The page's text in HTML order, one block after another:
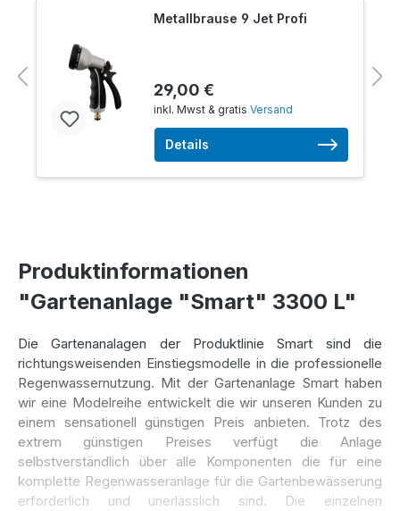
Metallbrause 9 Jet Profi
29,00 €
inkl. Mwst & gratis Versand
Details
Produktinformationen
"Gartenanlage "Smart" 3300 L"
Die Gartenanalagen der Produktlinie Smart sind die
richtungsweisenden Einstiegsmodelle in die professionelle
Regenwassernutzung. Mit der Gartenanlage Smart haben
wir eine Modelreihe entwickelt die wir unseren Kunden zu
einem sensationell günstigen Preis anbieten. Trotz des
extrem günstigen Preises verfügt die Anlage
selbstverständlich über alle Komponenten die für eine
komplette Regenwasseranlage für die Gartenbewässerung
erforderlich und unerlässlich sind. Die einzelnen